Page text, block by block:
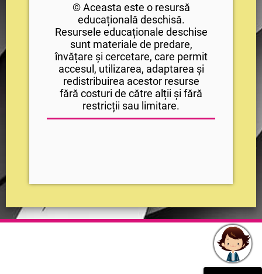
© Aceasta este o resursă
educațională deschisă.
Resursele educaționale deschise
sunt materiale de predare,
învățare și cercetare, care permit
accesul, utilizarea, adaptarea și
redistribuirea acestor resurse
fără costuri de către alții și fără
restricții sau limitare.